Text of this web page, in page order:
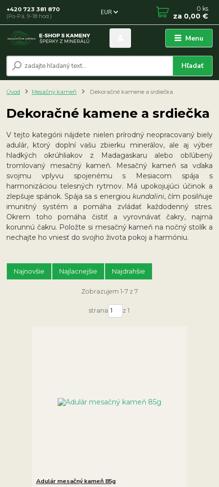
Menu
EUR
Hľadať
+420 723 381 870
(Po-Pá, 9-18 hod.)
0 ks
za 0,00 €
Úvod Mesačný kameň Dekoračné kamene a srdiečka
Dekoračné kamene a srdiečka
V tejto kategórii nájdete nielen prírodný neopracovaný biely
adulár, ktorý doplní vašu zbierku minerálov, ale aj výber
hladkých okrúhliakov z Madagaskaru alebo obľúbený
tromlovaný mesačný kameň. Mesačný kameň sa vďaka
svojmu vplyvu spojenému s Mesiacom spája s
harmonizáciou telesných rytmov. Má upokojujúci účinok a
zlepšuje spánok. Spája sa s energioukundalini, čím posilňuje
imunitný systém a pomáha zvládať každodenný stres.
Okrem toho pomáha čistiť a vyrovnávať čakry, najmä
korunnú čakru. Položte si mesačný kameň na nočný stolík a
nechajte ho vniesť do svojho života pokoj a harmóniu.
Najnovšie Najlacnejšie Najdrahšie
Zobrazujem 1-7 z 7
strana z 1
Adulár mesačný kameň 85g